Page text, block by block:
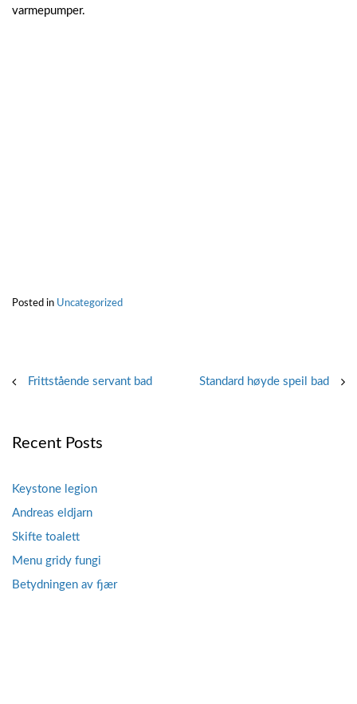
varmepumper.
Posted in Uncategorized
PostFrittstående servant bad Standard høyde speil bad
Recent Posts
Keystone legion
Andreas eldjarn
Skifte toalett
Menu gridy fungi
Betydningen av fjær